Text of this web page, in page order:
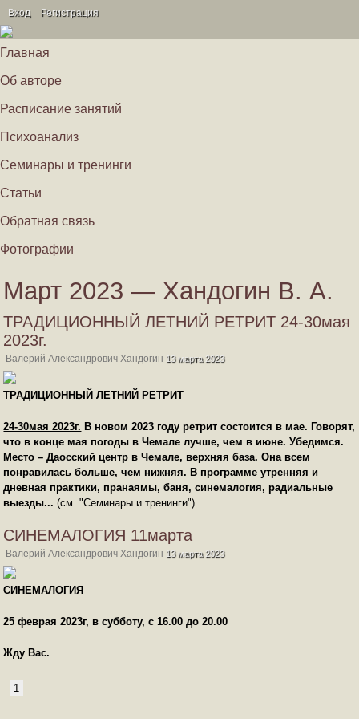
Вход Регистрация
Главная
Об авторе
Расписание занятий
Психоанализ
Семинары и тренинги
Статьи
Обратная связь
Фотографии
Март 2023 — Хандогин В. А.
ТРАДИЦИОННЫЙ ЛЕТНИЙ РЕТРИТ 24-30мая
2023г.
Валерий Александрович Хандогин 13 марта 2023
ТРАДИЦИОННЫЙ ЛЕТНИЙ РЕТРИТ
24-30мая 2023г. В новом 2023 году ретрит состоится в мае. Говорят,
что в конце мая погоды в Чемале лучше, чем в июне. Убедимся.
Место – Даосский центр в Чемале, верхняя база. Она всем
понравилась больше, чем нижняя. В программе утренняя и
дневная практики, пранаямы, баня, синемалогия, радиальные
выезды...(см. "Семинары и тренинги")
СИНЕМАЛОГИЯ 11марта
Валерий Александрович Хандогин 13 марта 2023
СИНЕМАЛОГИЯ
25 феврая 2023г, в субботу, с 16.00 до 20.00
Жду Вас.
1